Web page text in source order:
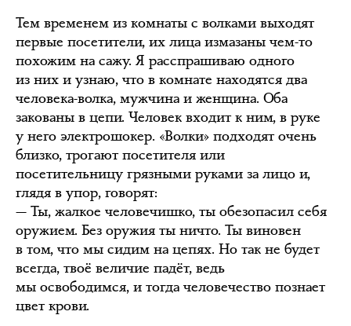
Тем временем из комнаты с волками выходят
первые посетители, их лица измазаны чем-то
похожим на сажу. Я расспрашиваю одного
из них и узнаю, что в комнате находятся два
человека-волка, мужчина и женщина. Оба
закованы в цепи. Человек входит к ним, в руке
у него электрошокер. «Волки» подходят очень
близко, трогают посетителя или
посетительницу грязными руками за лицо и,
глядя в упор, говорят:
— Ты, жалкое человечишко, ты обезопасил себя
оружием. Без оружия ты ничто. Ты виновен
в том, что мы сидим на цепях. Но так не будет
всегда, твоё величие падёт, ведь
мы освободимся, и тогда человечество познает
цвет крови.